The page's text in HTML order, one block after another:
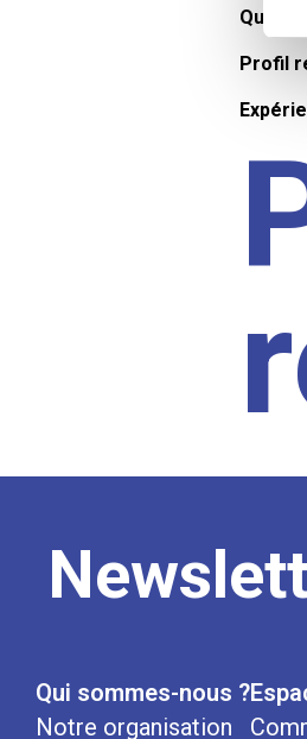
Profil
Qui sommes-nous ?
Notre organisation